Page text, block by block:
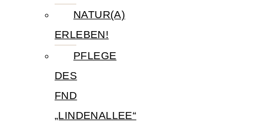
NATUR(A)
ERLEBEN!
PFLEGE
DES
FND
„LINDENALLEE“